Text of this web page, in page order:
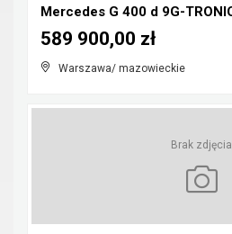
Warszawa/ mazowieckie
589 900,00 zł
Brak zdjęcia